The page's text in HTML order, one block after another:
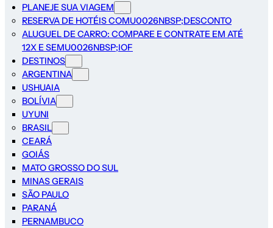
PLANEJE SUA VIAGEM
RESERVA DE HOTÉIS COMU0026NBSP;DESCONTO
ALUGUEL DE CARRO: COMPARE E CONTRATE EM ATÉ
12X E SEMU0026NBSP;IOF
DESTINOS
ARGENTINA
USHUAIA
BOLÍVIA
UYUNI
BRASIL
CEARÁ
GOIÁS
MATO GROSSO DO SUL
MINAS GERAIS
SÃO PAULO
PARANÁ
PERNAMBUCO